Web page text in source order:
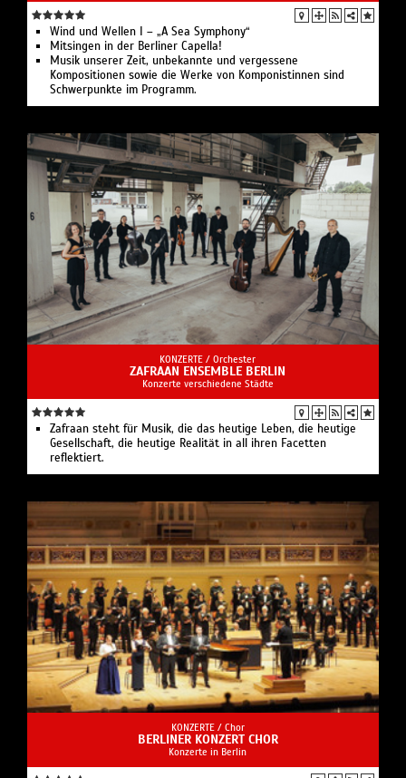
Wind und Wellen I – „A Sea Symphony“
Mitsingen in der Berliner Capella!
Musik unserer Zeit, unbekannte und vergessene
Kompositionen sowie die Werke von Komponistinnen sind
Schwerpunkte im Programm.
KONZERTE / Orchester
ZAFRAAN ENSEMBLE BERLIN
Konzerte verschiedene Städte
Zafraan steht für Musik, die das heutige Leben, die heutige
Gesellschaft, die heutige Realität in all ihren Facetten
reflektiert.
KONZERTE / Chor
BERLINER KONZERT CHOR
Konzerte in Berlin